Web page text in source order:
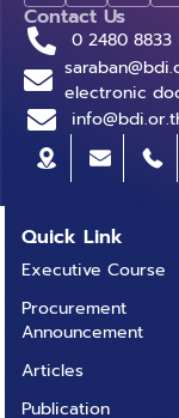
Contact Us
0 2480 8833
electronic
Quick Link
Executive Course
Procurement
Announcement
Articles
Publication